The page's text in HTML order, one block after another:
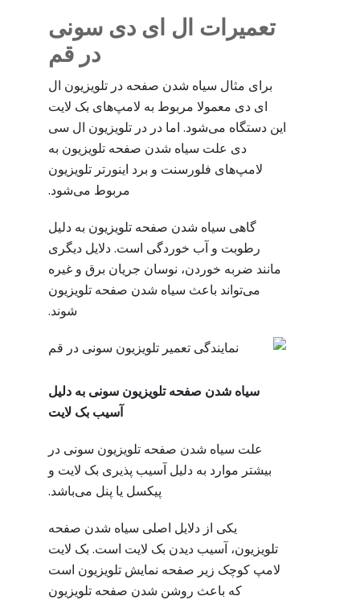
تعمیرات ال ای دی سونی
در قم
برای مثال سیاه شدن صفحه در تلویزیون ال
ای دی معمولا مربوط به لامپ‌های بک لایت
این دستگاه می‌شود. اما در در تلویزیون ال سی
دی علت سیاه شدن صفحه تلویزیون به
لامپ‌های فلورسنت و برد اینورتر تلویزیون
مربوط می‌شود.
گاهی سیاه شدن صفحه تلویزیون به دلیل
رطوبت و آب خوردگی است. دلایل دیگری
مانند ضربه خوردن، نوسان جریان برق و غیره
می‌تواند باعث سیاه شدن صفحه تلویزیون
شوند.
سیاه شدن صفحه تلویزیون سونی به دلیل
آسیب بک لایت
علت سیاه شدن صفحه تلویزیون سونی در
بیشتر موارد به دلیل آسیب پذیری بک لایت و
پیکسل یا پنل می‌باشد.
یکی از دلایل اصلی سیاه شدن صفحه
تلویزیون، آسیب دیدن بک لایت است. بک لایت
لامپ کوچک زیر صفحه نمایش تلویزیون است
که باعث روشن شدن صفحه تلویزیون